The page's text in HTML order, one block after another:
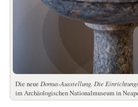
Die neue Domus-Ausstellung. Die
im Archäologischen Nationalmuseum in